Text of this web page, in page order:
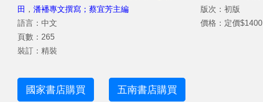
田 ， 潘襎專文撰寫；蔡宜芳主編
語言：中文
頁數：265
裝訂：精裝
版次：初版
價格：定價$1400
國家書店購買 五南書店購買